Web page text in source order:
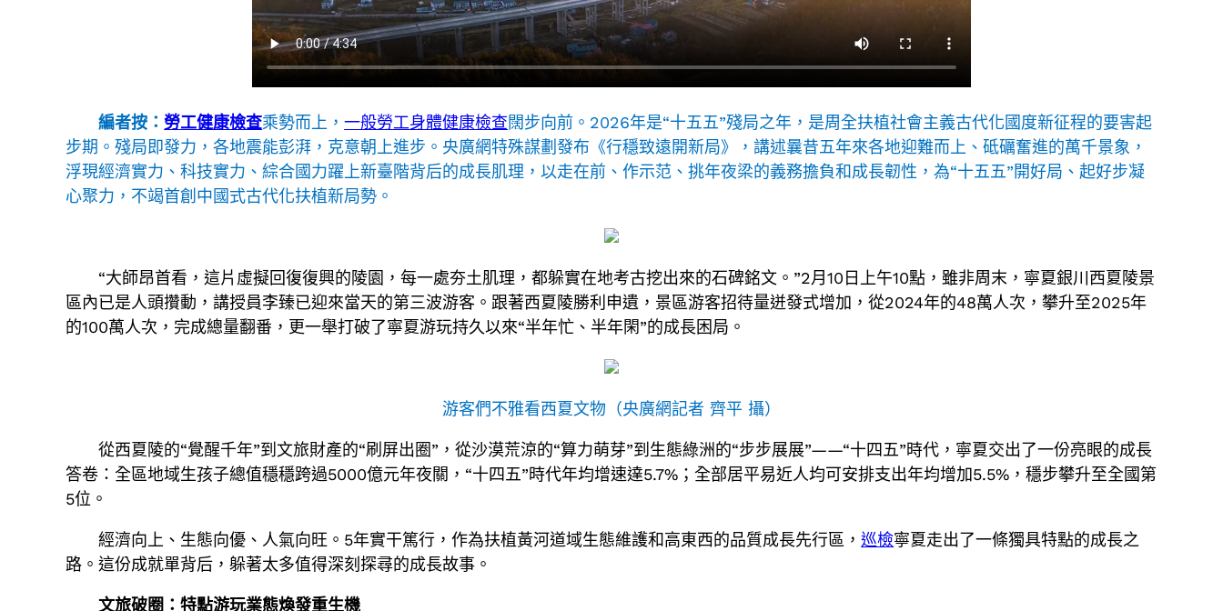
編者按：勞工健康檢查乘勢而上，一般勞工身體健康檢查闊步向前。2026年是“十五五”殘局之年，是周全扶植社會主義古代化國度新征程的要害起
步期。殘局即發力，各地震能彭湃，克意朝上進步。央廣網特殊謀劃發布《行穩致遠開新局》，講述曩昔五年來各地迎難而上、砥礪奮進的萬千景象，
浮現經濟實力、科技實力、綜合國力躍上新臺階背后的成長肌理，以走在前、作示范、挑年夜梁的義務擔負和成長韌性，為“十五五”開好局、起好步凝
心聚力，不竭首創中國式古代化扶植新局勢。
“大師昂首看，這片虛擬回復復興的陵園，每一處夯土肌理，都躲實在地考古挖出來的石碑銘文。”2月10日上午10點，雖非周末，寧夏銀川西夏陵景
區內已是人頭攢動，講授員李臻已迎來當天的第三波游客。跟著西夏陵勝利申遺，景區游客招待量迸發式增加，從2024年的48萬人次，攀升至2025年
的100萬人次，完成總量翻番，更一舉打破了寧夏游玩持久以來“半年忙、半年閑”的成長困局。
游客們不雅看西夏文物（央廣網記者 齊平 攝）
從西夏陵的“覺醒千年”到文旅財產的“刷屏出圈”，從沙漠荒涼的“算力萌芽”到生態綠洲的“步步展展”——“十四五”時代，寧夏交出了一份亮眼的成長
答卷：全區地域生孩子總值穩穩跨過5000億元年夜關，“十四五”時代年均增速達5.7%；全部居平易近人均可安排支出年均增加5.5%，穩步攀升至全國第
5位。
經濟向上、生態向優、人氣向旺。5年實干篤行，作為扶植黃河道域生態維護和高東西的品質成長先行區，巡檢寧夏走出了一條獨具特點的成長之
路。這份成就單背后，躲著太多值得深刻探尋的成長故事。
文旅破圈：特點游玩業態煥發重生機